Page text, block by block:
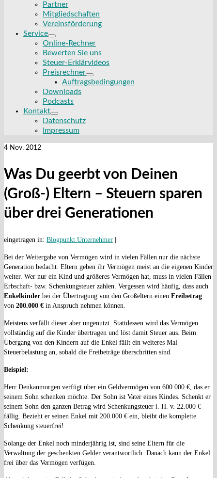
Partner
Mitgliedschaften
Vereinsförderung
Service
Online-Rechner
Bewerten Sie uns
Steuer-Erklärvideos
Preisrechner
Auftragsbedingungen
Downloads
Podcasts
Kontakt
Datenschutz
Impressum
4 Nov. 2012
Was Du geerbt von Deinen
(Groß-) Eltern – Steuern sparen
über drei Generationen
eingetragen in: Blogpunkt Unternehmer
Bei der Weitergabe von Vermögen wird in vielen Fällen nur die nächste
Generation bedacht. Eltern geben ihr Vermögen meist an die eigenen Kinder
weiter. Wer nur ein Kind und größeres Vermögen hat, muss in vielen Fällen
Erbschaft- bzw. Schenkungsteuer zahlen. Vergessen wird häufig, dass auch
Enkelkinder bei der Übertragung von den Großeltern einen Freibetrag
von 200.000 € in Anspruch nehmen können.
Meistens verfällt dieser aber ungenutzt. Stattdessen wird das Vermögen
vollständig auf die Kinder übertragen und löst damit Steuer aus. Beim
Übergang von den Kindern auf die Enkel fällt ein weiteres Mal
Steuerbelastung an, sobald die Freibeträge überschritten sind.
Beispiel:
Herr Denkanmorgen verfügt über ein Geldvermögen von 600.000 €, das er
seinem Sohn schenken möchte. Der Sohn ist Vater eines Kindes. Schenkt er
seinem Sohn den ganzen Betrag wird Schenkungsteuer i. H. v. 22.000 €
fällig. Bezieht er seinen Enkel mit 200.000 € ein, bleibt die komplette
Schenkung steuerfrei!
Solange der Enkel noch minderjährig ist, sind seine Eltern für die
Verwaltung der geschenkten Gelder verantwortlich. Danach kann der Enkel
frei über das Vermögen verfügen.